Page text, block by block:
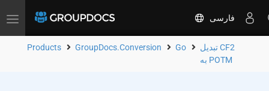
Toggle
فارسی
Products GroupDocs.Conversion Go
تبدیل CF2
به POTM